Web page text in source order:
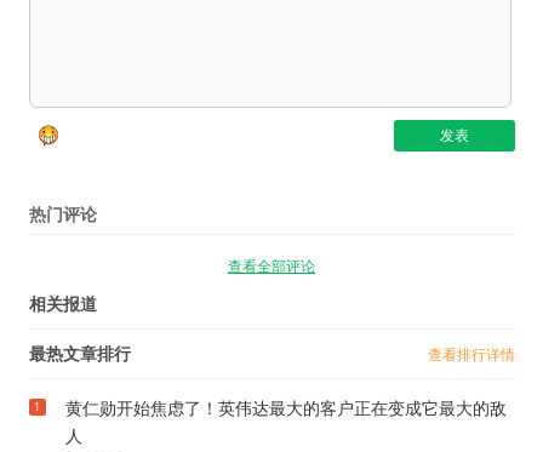
热门评论
查看全部评论
相关报道
最热文章排行 查看排行详情
1
黄仁勋开始焦虑了！英伟达最大的客户正在变成它最大的敌
人